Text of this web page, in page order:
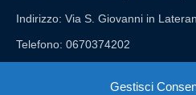
Gestisci
Indirizzo: Via S. Giovanni in
Telefono: 0670374202